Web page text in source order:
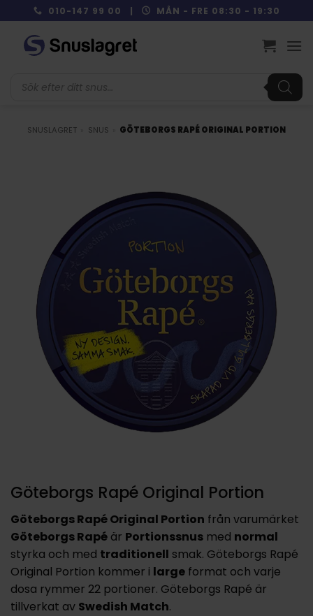
to
content
010-147 99 00 | MÅN - FRE 08:30 - 19:30
SNUSLAGRET SNUS GÖTEBORGS RAPÉ ORIGINAL PORTION
Göteborgs Rapé Original Portion
Göteborgs Rapé Original Portion från varumärket
Göteborgs Rapé är Portionssnus med normal
styrka och med traditionell smak. Göteborgs Rapé
Original Portion kommer i large format och varje
dosa rymmer 22 portioner. Göteborgs Rapé är
tillverkat av Swedish Match.